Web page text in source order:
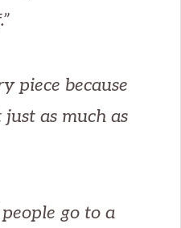
piece because
as much as
go to a